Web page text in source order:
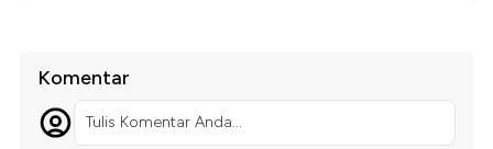
Komentar
Tulis Komentar Anda...